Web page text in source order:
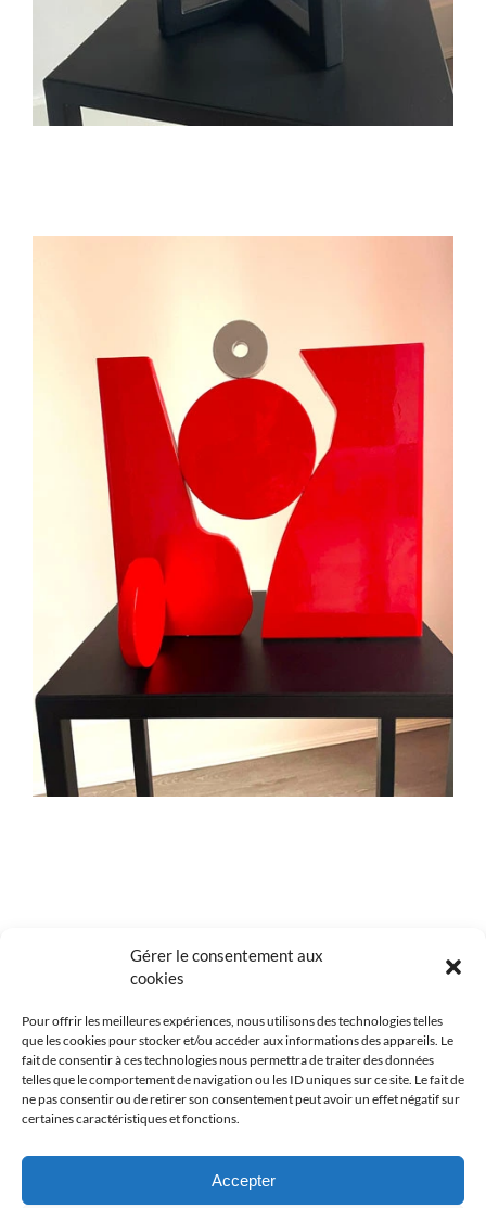
Gérer le consentement aux
cookies
Pour offrir les meilleures expériences, nous utilisons des technologies telles
que les cookies pour stocker et/ou accéder aux informations des appareils. Le
fait de consentir à ces technologies nous permettra de traiter des données
telles que le comportement de navigation ou les ID uniques sur ce site. Le fait de
ne pas consentir ou de retirer son consentement peut avoir un effet négatif sur
certaines caractéristiques et fonctions.
Accepter